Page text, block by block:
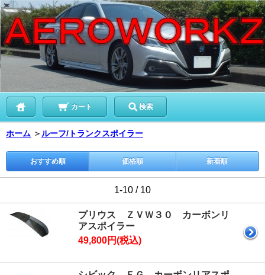
カート 検索
ホーム ＞ ルーフ/トランクスポイラー
おすすめ順 価格順 新着順
1-10 / 10
プリウス ＺＶＷ３０ カーボンリ
アスポイラー
49,800円(税込)